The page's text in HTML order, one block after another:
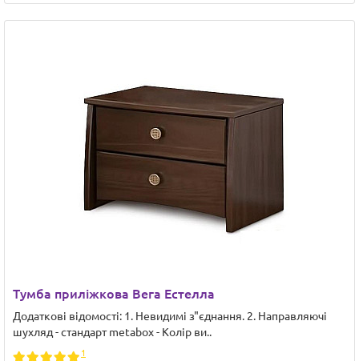
Тумба приліжкова Вега Естелла
Додаткові відомості: 1. Невидимі з"єднання. 2. Направляючі
шухляд - стандарт metabox - Колір ви..
1